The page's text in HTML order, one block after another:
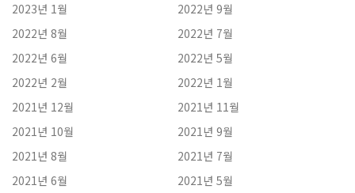
2023년 1월
2022년 9월
2022년 8월
2022년 7월
2022년 6월
2022년 5월
2022년 2월
2022년 1월
2021년 12월
2021년 11월
2021년 10월
2021년 9월
2021년 8월
2021년 7월
2021년 6월
2021년 5월